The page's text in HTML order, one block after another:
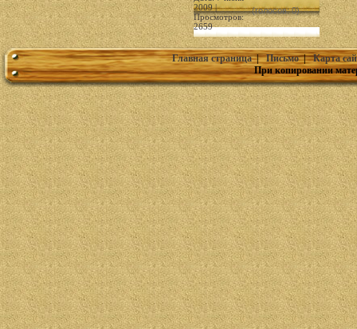
2009 |
Просмотров:
2659
(голосов: 0)
Главная страница|Письмо|Карта
При копировании